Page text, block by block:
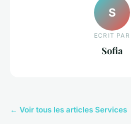
S
ECRIT PAR
Sofia
← Voir tous les articles Services